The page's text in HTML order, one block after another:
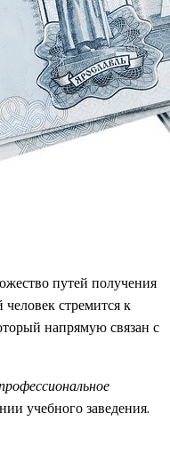
путей получения
стремится к
напрямую связан с
учебного заведения.